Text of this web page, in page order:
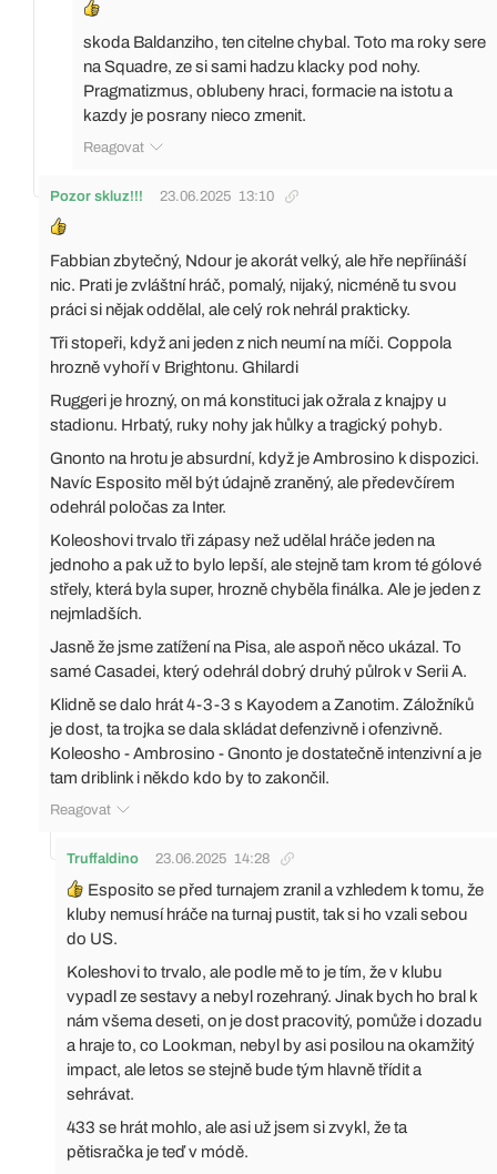
skoda Baldanziho, ten citelne chybal. Toto ma roky sere
na Squadre, ze si sami hadzu klacky pod nohy.
Pragmatizmus, oblubeny hraci, formacie na istotu a
kazdy je posrany nieco zmenit.
Reagovat
Pozor skluz!!! 23.06.2025 13:10
Fabbian zbytečný, Ndour je akorát velký, ale hře nepříináší
nic. Prati je zvláštní hráč, pomalý, nijaký, nicméně tu svou
práci si nějak oddělal, ale celý rok nehrál prakticky.
Tři stopeři, když ani jeden z nich neumí na míči. Coppola
hrozně vyhoří v Brightonu. Ghilardi
Ruggeri je hrozný, on má konstituci jak ožrala z knajpy u
stadionu. Hrbatý, ruky nohy jak hůlky a tragický pohyb.
Gnonto na hrotu je absurdní, když je Ambrosino k dispozici.
Navíc Esposito měl být údajně zraněný, ale předevčírem
odehrál poločas za Inter.
Koleoshovi trvalo tři zápasy než udělal hráče jeden na
jednoho a pak už to bylo lepší, ale stejně tam krom té gólové
střely, která byla super, hrozně chyběla finálka. Ale je jeden z
nejmladších.
Jasně že jsme zatížení na Pisa, ale aspoň něco ukázal. To
samé Casadei, který odehrál dobrý druhý půlrok v Serii A.
Klidně se dalo hrát 4-3-3 s Kayodem a Zanotim. Záložníků
je dost, ta trojka se dala skládat defenzivně i ofenzivně.
Koleosho - Ambrosino - Gnonto je dostatečně intenzivní a je
tam driblink i někdo kdo by to zakončil.
Reagovat
Truffaldino 23.06.2025 14:28
Esposito se před turnajem zranil a vzhledem k tomu, že
kluby nemusí hráče na turnaj pustit, tak si ho vzali sebou
do US.
Koleshovi to trvalo, ale podle mě to je tím, že v klubu
vypadl ze sestavy a nebyl rozehraný. Jinak bych ho bral k
nám všema deseti, on je dost pracovitý, pomůže i dozadu
a hraje to, co Lookman, nebyl by asi posilou na okamžitý
impact, ale letos se stejně bude tým hlavně třídit a
sehrávat.
433 se hrát mohlo, ale asi už jsem si zvykl, že ta
pětisračka je teď v módě.